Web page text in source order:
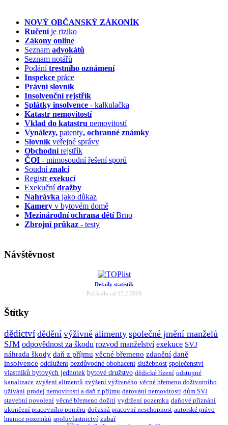
NOVÝ OBČANSKÝ ZÁKONÍK
Ručeníje riziko
Zákony online
Seznam advokátů
Seznam notářů
Podánítrestního oznámení
Inspekce práce
Právní slovník
Insolvenčnírejstřík
Splátky insolvence - kalkulačka
Katastr nemovitostí
Vklad do katastru nemovitostí
Vynálezy, patenty, ochranné známky
Slovník veřejné správy
Obchodnírejstřík
ČOI - mimosoudní řešení sporů
Soudníznalci
Registrexekucí
Exekučnídražby
Nahrávka jako důkaz
Kamery v bytovém domě
Mezinárodní ochrana dětíBrno
Zbrojní průkaz - testy
Návštěvnost
Detaily statistik
Počítadlo od 13.2.2009
Štítky
dědictví dědění výživné alimenty společné jmění manželů
SJM odpovědnost za škodu rozvod manželství exekuce SVJ
náhrada škody daň z příjmu věcné břemeno zdanění daně
insolvence oddlužení bezdůvodné obohacení služebnost společenství
vlastníků bytových jednotek bytové družstvo dědické řízení odstupné
kanalizace zvýšení alimentů zvýšení výživného věcné břemeno doživotního
užívání prodej nemovitosti a daň z příjmu darování nemovitosti dům SVJ
stavební povolení věcné břemeno dožití vydržení pozemku daňové přiznání
ukončení pracovního poměru dočasná pracovní neschopnost autorské právo
hranice pozemků spoluvlastnictví zubař